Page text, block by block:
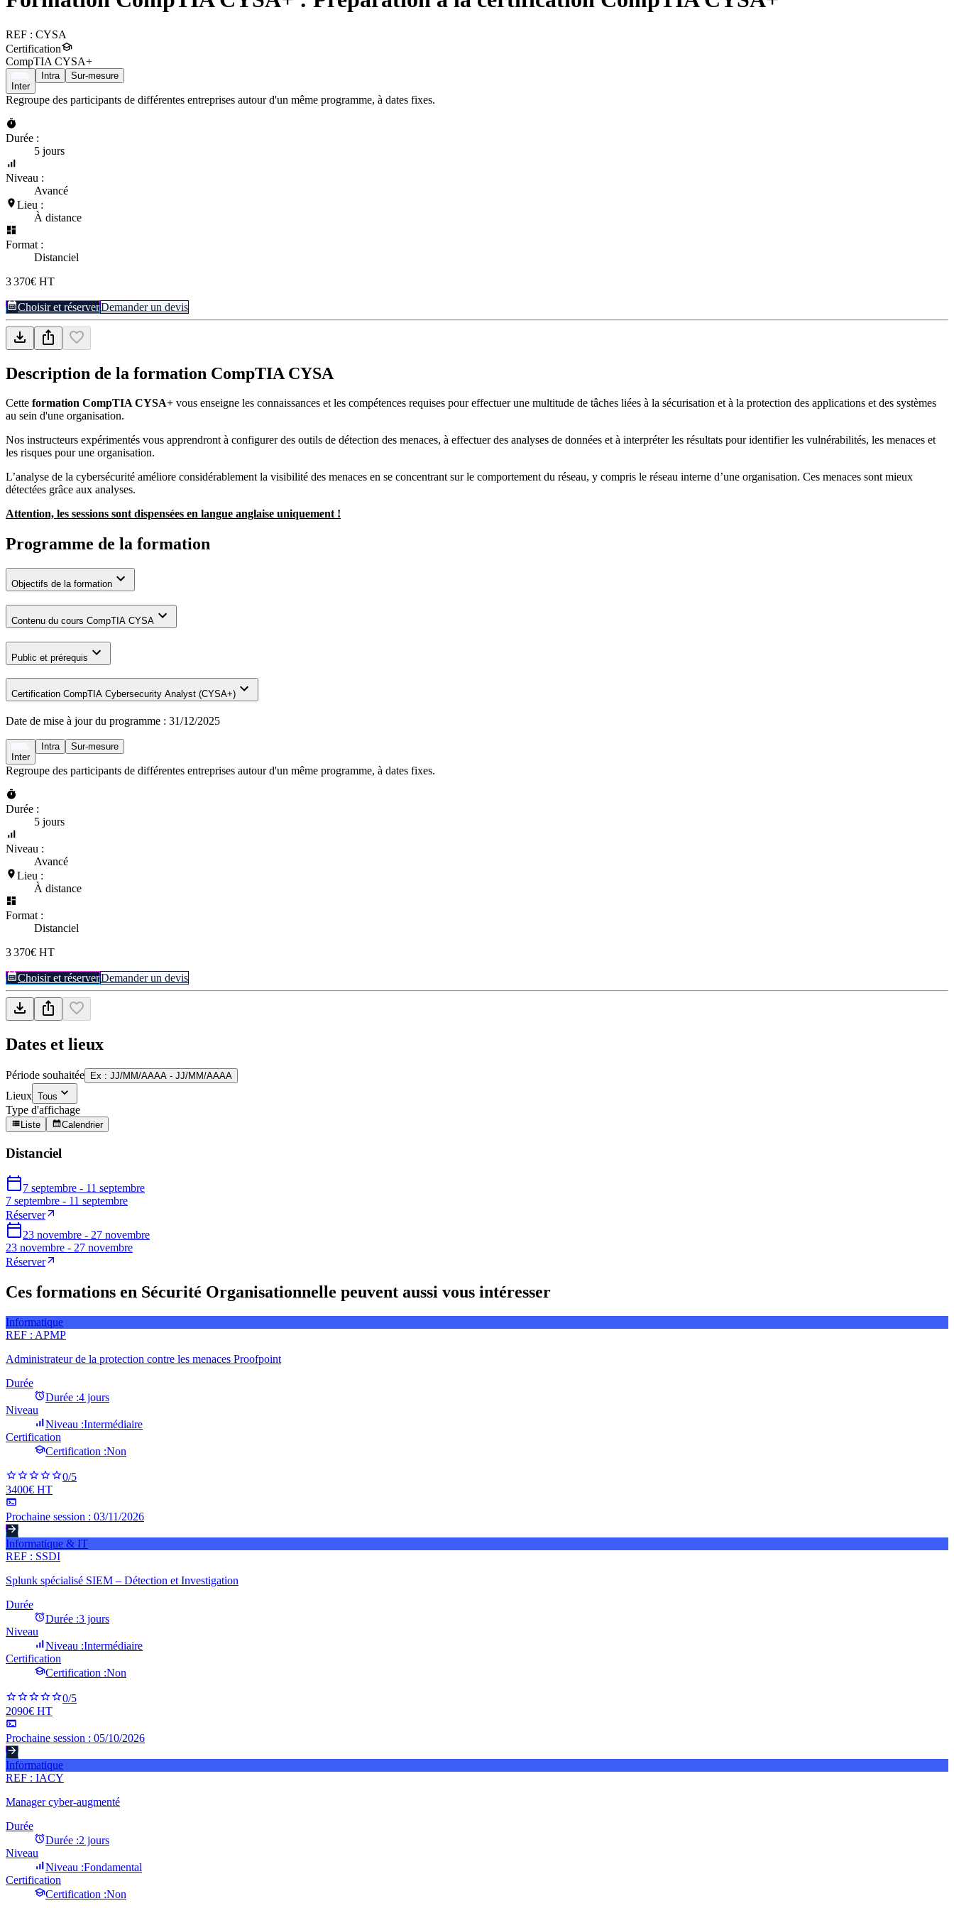
REF : CYSA
Certification
CompTIA CYSA+
Inter
Intra Sur-mesure
Regroupe des participants de différentes entreprises autour d'un même programme, à dates fixes.
Durée :
5 jours
Niveau :
Avancé
Lieu :
À distance
Format :
Distanciel
3 370€ HT
Choisir et réserverDemander un devis
Description de la formation CompTIA CYSA
Cette formation CompTIA CYSA+ vous enseigne les connaissances et les compétences requises pour effectuer une multitude de tâches liées à la sécurisation et à la protection des applications et des systèmes
au sein d'une organisation.
Nos instructeurs expérimentés vous apprendront à configurer des outils de détection des menaces, à effectuer des analyses de données et à interpréter les résultats pour identifier les vulnérabilités, les menaces et
les risques pour une organisation.
L’analyse de la cybersécurité améliore considérablement la visibilité des menaces en se concentrant sur le comportement du réseau, y compris le réseau interne d’une organisation. Ces menaces sont mieux
détectées grâce aux analyses.
Attention, les sessions sont dispensées en langue anglaise uniquement !
Programme de la formation
Objectifs de la formation
Contenu du cours CompTIA CYSA
Public et prérequis
Certification CompTIA Cybersecurity Analyst (CYSA+)
Date de mise à jour du programme : 31/12/2025
Inter
Intra Sur-mesure
Regroupe des participants de différentes entreprises autour d'un même programme, à dates fixes.
Durée :
5 jours
Niveau :
Avancé
Lieu :
À distance
Format :
Distanciel
3 370€ HT
Choisir et réserverDemander un devis
Dates et lieux
Période souhaitée Ex : JJ/MM/AAAA - JJ/MM/AAAA
Lieux Tous
Type d'affichage
Liste Calendrier
Distanciel
7 septembre - 11 septembre
7 septembre - 11 septembre
Réserver
23 novembre - 27 novembre
23 novembre - 27 novembre
Réserver
Ces formations en Sécurité Organisationnelle peuvent aussi vous intéresser
Informatique
REF : APMP
Administrateur de la protection contre les menaces Proofpoint
Durée
Durée :4 jours
Niveau
Niveau :Intermédiaire
Certification
Certification :Non
0/5
3400€ HT
Prochaine session : 03/11/2026
Informatique & IT
REF : SSDI
Splunk spécialisé SIEM – Détection et Investigation
Durée
Durée :3 jours
Niveau
Niveau :Intermédiaire
Certification
Certification :Non
0/5
2090€ HT
Prochaine session : 05/10/2026
Informatique
REF : IACY
Manager cyber-augmenté
Durée
Durée :2 jours
Niveau
Niveau :Fondamental
Certification
Certification :Non